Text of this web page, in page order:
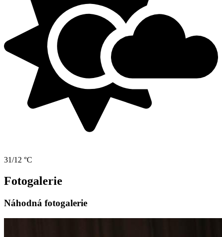
31/12 °C
Fotogalerie
Náhodná fotogalerie